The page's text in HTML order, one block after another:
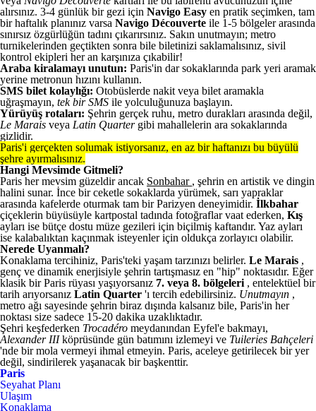
alırsınız. 3-4 günlük bir gezi için Navigo Easy en pratik seçimken, tam
bir haftalık planınız varsa Navigo Découverte ile 1-5 bölgeler arasında
sınırsız özgürlüğün tadını çıkarırsınız. Sakın unutmayın; metro
turnikelerinden geçtikten sonra bile biletinizi saklamalısınız, sivil
kontrol ekipleri her an karşınıza çıkabilir!
Araba kiralamayı unutun: Paris'in dar sokaklarında park yeri aramak
yerine metronun hızını kullanın.
SMS bilet kolaylığı: Otobüslerde nakit veya bilet aramakla
uğraşmayın, tek bir SMS ile yolculuğunuza başlayın.
Yürüyüş rotaları: Şehrin gerçek ruhu, metro durakları arasında değil,
Le Marais veya Latin Quarter gibi mahallelerin ara sokaklarında
gizlidir.
Paris'i gerçekten solumak istiyorsanız, en az bir haftanızı bu büyülü
şehre ayırmalısınız.
Hangi Mevsimde Gitmeli?
Paris her mevsim güzeldir ancak Sonbahar , şehrin en artistik ve dingin
halini sunar. İnce bir ceketle sokaklarda yürümek, sarı yapraklar
arasında kafelerde oturmak tam bir Parizyen deneyimidir. İlkbahar
çiçeklerin büyüsüyle kartpostal tadında fotoğraflar vaat ederken, Kış
ayları ise bütçe dostu müze gezileri için biçilmiş kaftandır. Yaz ayları
ise kalabalıktan kaçınmak isteyenler için oldukça zorlayıcı olabilir.
Nerede Uyanmalı?
Konaklama tercihiniz, Paris'teki yaşam tarzınızı belirler. Le Marais ,
genç ve dinamik enerjisiyle şehrin tartışmasız en "hip" noktasıdır. Eğer
klasik bir Paris rüyası yaşıyorsanız 7. veya 8. bölgeleri , entelektüel bir
tarih arıyorsanız Latin Quarter 'ı tercih edebilirsiniz. Unutmayın ,
metro ağı sayesinde şehrin biraz dışında kalsanız bile, Paris'in her
noktası size sadece 15-20 dakika uzaklıktadır.
Şehri keşfederken Trocadéro meydanından Eyfel'e bakmayı,
Alexander IIIköprüsünde gün batımını izlemeyi ve Tuileries Bahçeleri
'nde bir mola vermeyi ihmal etmeyin. Paris, aceleye getirilecek bir yer
değil, sindirilerek yaşanacak bir başkenttir.
Paris
Seyahat Planı
Ulaşım
Konaklama